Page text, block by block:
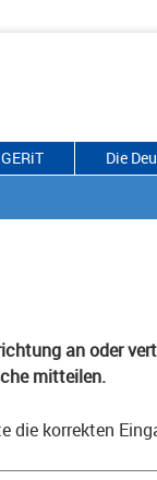
Die
an oder
mitteilen.
die korrekten